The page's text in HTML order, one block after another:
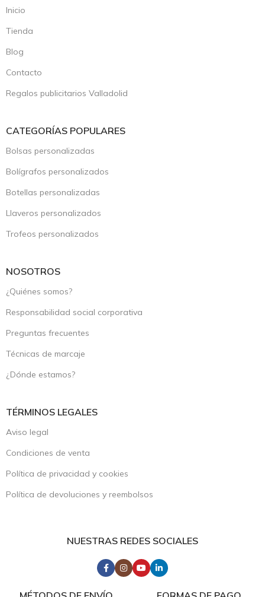
Inicio
Tienda
Blog
Contacto
Regalos publicitarios Valladolid
CATEGORÍAS POPULARES
Bolsas personalizadas
Bolígrafos personalizados
Botellas personalizadas
Llaveros personalizados
Trofeos personalizados
NOSOTROS
¿Quiénes somos?
Responsabilidad social corporativa
Preguntas frecuentes
Técnicas de marcaje
¿Dónde estamos?
TÉRMINOS LEGALES
Aviso legal
Condiciones de venta
Política de privacidad y cookies
Política de devoluciones y reembolsos
NUESTRAS REDES SOCIALES